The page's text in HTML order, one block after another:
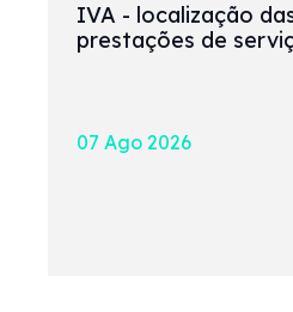
IVA - localização
prestações de
07 Ago 2026